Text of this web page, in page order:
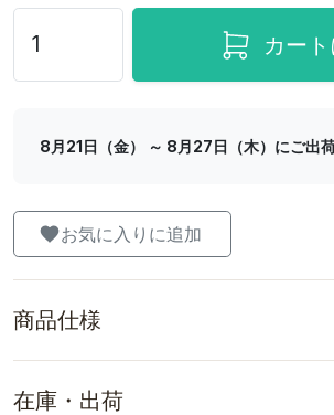
カー
8月21日（金） ～ 8月27日（木）にご出
お気に入りに追加
商品仕様
在庫・出荷